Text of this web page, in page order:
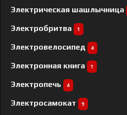
Электрическая шашлычница
Электробритва 1
Электровелосипед 4
Электронная книга 1
Электропечь 4
Электросамокат 9